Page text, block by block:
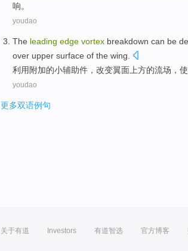
响。
youdao
The leading edge vortex breakdown can be
over upper surface of the wing
利用 附加的小辅助件， 改变翼面 上方的流场 ，
youdao
更多双语例句
关于有道 Investors 有道智选 官方博客